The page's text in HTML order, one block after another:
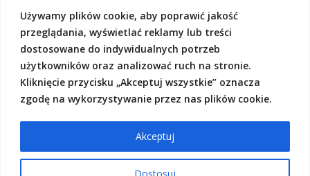
Używamy plików cookie, aby poprawić jakość
przeglądania, wyświetlać reklamy lub treści
dostosowane do indywidualnych potrzeb
użytkowników oraz analizować ruch na stronie.
Kliknięcie przycisku „Akceptuj wszystkie” oznacza
zgodę na wykorzystywanie przez nas plików cookie.
Dostosuj
Akceptuj
„Akcent” jest czasopismem niezależnym, utrzymujemy się z dotacji
budżetowych oraz darowizn. Będziemy wdzięczni, jeśli zechcą nas
Państwo wesprzeć dowolną kwotą.
Wschodnia Fundacja Kultury „Akcent”, ul. Grodzka 3, 20-112 Lublin
Nr rachunku:50124015031111000017528667
(z dopiskiem: Darowizna na działalność statutową Wschodniej
Fundacji Kultury Akcent w sferze pożytku publicznego)